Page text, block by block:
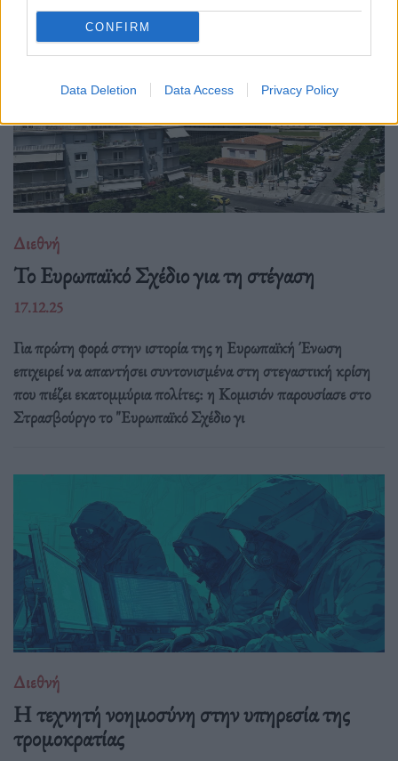
CONFIRM
Data Deletion Data Access Privacy Policy
Διεθνή
Το Ευρωπαϊκό Σχέδιο για τη στέγαση
17.12.25
Για πρώτη φορά στην ιστορία της η Ευρωπαϊκή Ένωση
επιχειρεί να απαντήσει συντονισμένα στη στεγαστική κρίση
που πιέζει εκατομμύρια πολίτες: η Κομισιόν παρουσίασε στο
Στρασβούργο το "Ευρωπαϊκό Σχέδιο γι
Διεθνή
Η τεχνητή νοημοσύνη στην υπηρεσία της
τρομοκρατίας